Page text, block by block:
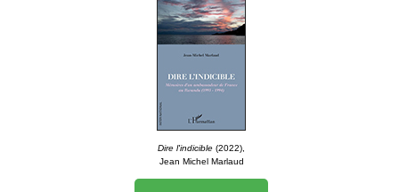
Dire l'indicible (2022),
Jean Michel Marlaud